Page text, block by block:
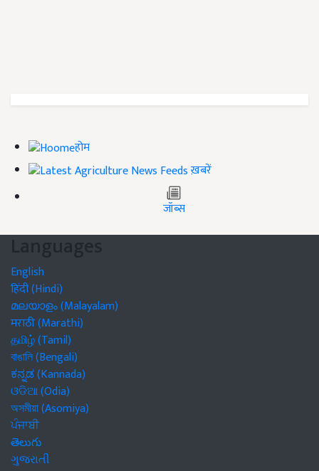
होम
ख़बरें
जॉब्स
Languages
English
हिंदी (Hindi)
മലയാളം (Malayalam)
मराठी (Marathi)
தமிழ் (Tamil)
বাঙালি (Bengali)
ಕನ್ನಡ (Kannada)
ଓଡିଆ (Odia)
অসমীয়া (Asomiya)
ਪੰਜਾਬੀ
తెలుగు
ગુજરાતી